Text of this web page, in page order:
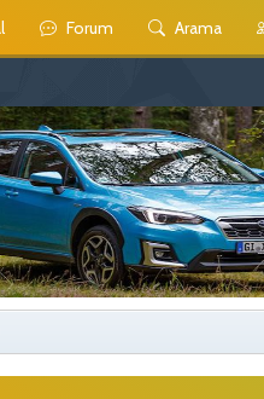
Forum Arama